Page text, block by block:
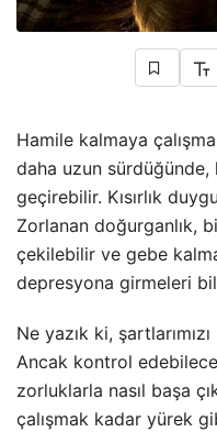
Hamile kalmaya
daha uzun sürdüğünde,
geçirebilir. Kısırlık
Zorlanan doğurganlık,
çekilebilir ve gebe
depresyona girmeleri
Ne yazık ki,
Ancak kontrol
zorluklarla nasıl başa
çalışmak kadar yürek